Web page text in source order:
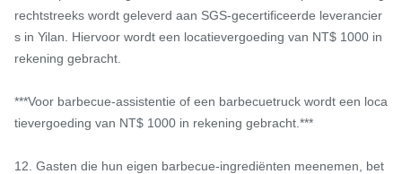
rechtstreeks wordt geleverd aan SGS-gecertificeerde leverancier
s in Yilan. Hiervoor wordt een locatievergoeding van NT$ 1000 in
rekening gebracht.
***Voor barbecue-assistentie of een barbecuetruck wordt een loca
tievergoeding van NT$ 1000 in rekening gebracht.***
12. Gasten die hun eigen barbecue-ingrediënten meenemen, bet